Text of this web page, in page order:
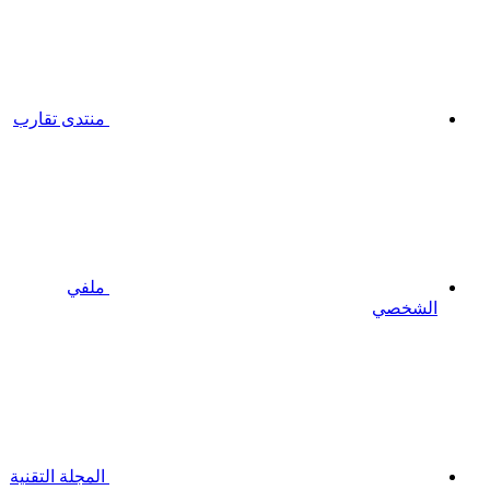
منتدى تقارب
ملفي
الشخصي
المجلة التقنية